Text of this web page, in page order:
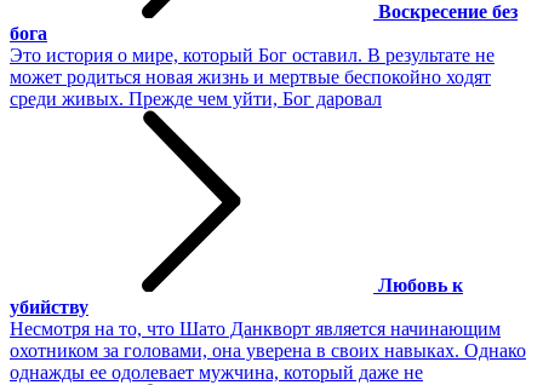
Воскресение без
бога
Это история о мире, который Бог оставил. В результате не
может родиться новая жизнь и мертвые беспокойно ходят
среди живых. Прежде чем уйти, Бог даровал
Любовь к
убийству
Несмотря на то, что Шато Данкворт является начинающим
охотником за головами, она уверена в своих навыках. Однако
однажды ее одолевает мужчина, который даже не